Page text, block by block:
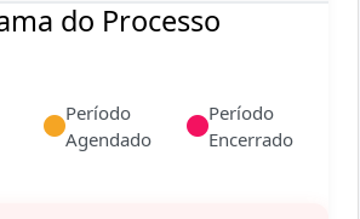
do Processo
Período
Agendado
Período
Encerrado